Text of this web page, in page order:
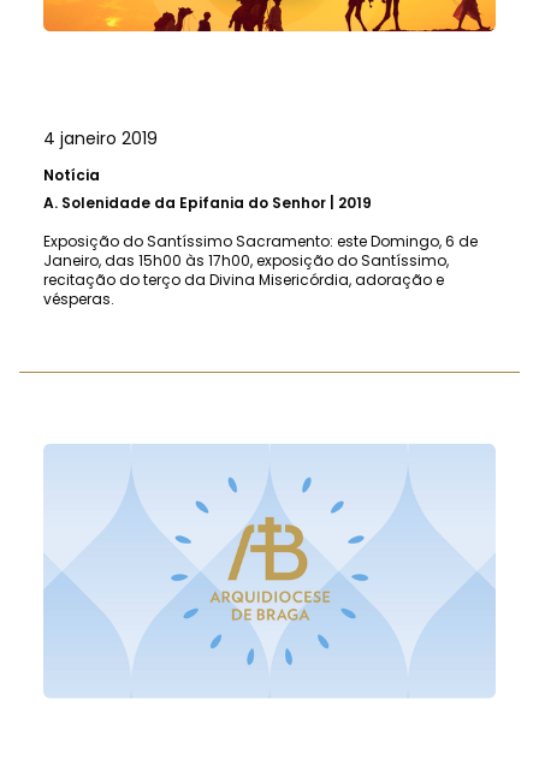
4 janeiro 2019
Notícia
A. Solenidade da Epifania do Senhor | 2019
Exposição do Santíssimo Sacramento: este Domingo, 6 de
Janeiro, das 15h00 às 17h00, exposição do Santíssimo,
recitação do terço da Divina Misericórdia, adoração e
vésperas.